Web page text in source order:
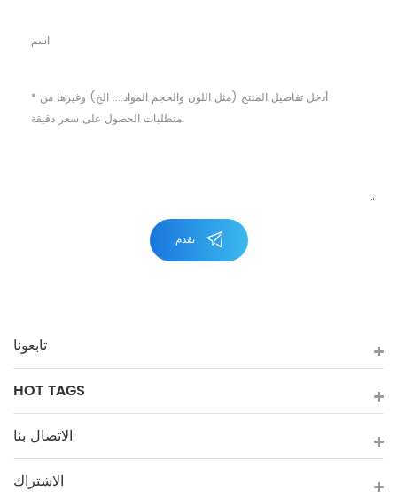
تقدم
تابعونا
HOT TAGS
الاتصال بنا
الاشتراك